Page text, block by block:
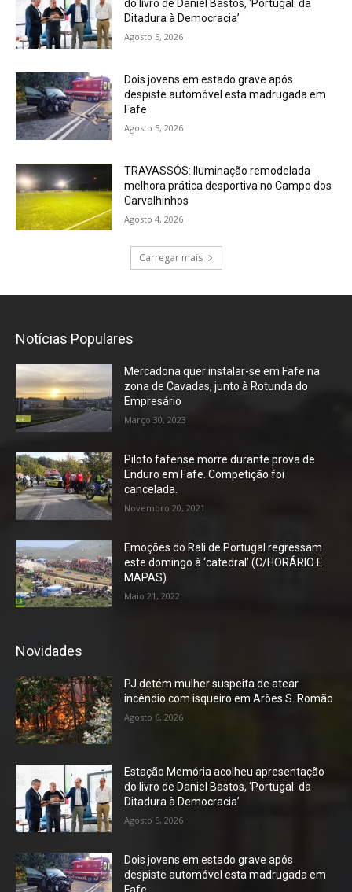
do livro de Daniel Bastos, ‘Portugal: da
Ditadura à Democracia’
Agosto 5, 2026
Dois jovens em estado grave após
despiste automóvel esta madrugada em
Fafe
Agosto 5, 2026
TRAVASSÓS: Iluminação remodelada
melhora prática desportiva no Campo dos
Carvalhinhos
Agosto 4, 2026
Carregar mais
Notícias Populares
Mercadona quer instalar-se em Fafe na
zona de Cavadas, junto à Rotunda do
Empresário
Março 30, 2023
Piloto fafense morre durante prova de
Enduro em Fafe. Competição foi
cancelada.
Novembro 20, 2021
Emoções do Rali de Portugal regressam
este domingo à ‘catedral’ (C/HORÁRIO E
MAPAS)
Maio 21, 2022
Novidades
PJ detém mulher suspeita de atear
incêndio com isqueiro em Arões S. Romão
Agosto 6, 2026
Estação Memória acolheu apresentação
do livro de Daniel Bastos, ‘Portugal: da
Ditadura à Democracia’
Agosto 5, 2026
Dois jovens em estado grave após
despiste automóvel esta madrugada em
Fafe